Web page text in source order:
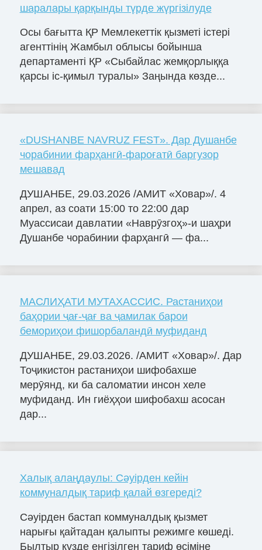
шаралары қарқынды түрде жүргізілуде
Осы бағытта ҚР Мемлекеттік қызметі істері
агенттінің Жамбыл облысы бойынша
департаменті ҚР «Сыбайлас жемқорлыққа
қарсы іс-қимыл туралы» Заңында көзде...
«DUSHANBE NAVRUZ FEST». Дар Душанбе
чорабинии фарҳангӣ-фароғатӣ баргузор
мешавад
ДУШАНБЕ, 29.03.2026 /АМИТ «Ховар»/. 4
апрел, аз соати 15:00 то 22:00 дар
Муассисаи давлатии «Наврӯзгоҳ»-и шаҳри
Душанбе чорабинии фарҳангӣ — фа...
МАСЛИҲАТИ МУТАХАССИС. Растаниҳои
баҳории ҷағ-ҷағ ва ҷамилак барои
бемориҳои фишорбаландӣ муфиданд
ДУШАНБЕ, 29.03.2026. /АМИТ «Ховар»/. Дар
Тоҷикистон растаниҳои шифобахше
мерӯянд, ки ба саломатии инсон хеле
муфиданд. Ин гиёҳҳои шифобахш асосан
дар...
Халық алаңдаулы: Сәуірден кейін
коммуналдық тариф қалай өзгереді?
Сәуірден бастап коммуналдық қызмет
нарығы қайтадан қалыпты режимге көшеді.
Былтыр күзде енгізілген тариф өсіміне